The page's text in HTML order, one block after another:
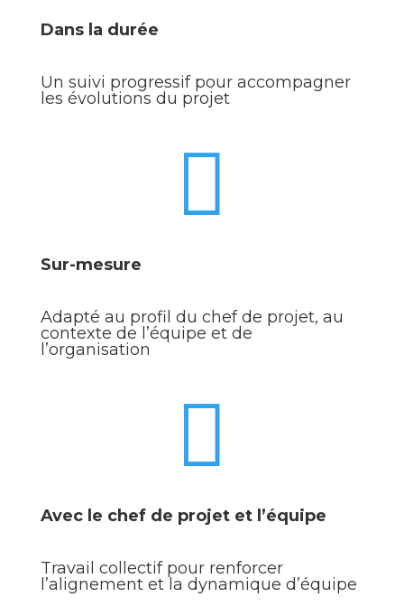
Dans la durée
Un suivi progressif pour accompagner
les évolutions du projet

Sur-mesure
Adapté au profil du chef de projet, au
contexte de l’équipe et de
l’organisation

Avec le chef de projet et l’équipe
Travail collectif pour renforcer
l’alignement et la dynamique d’équipe